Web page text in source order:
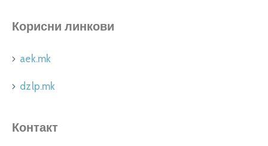
Корисни линкови
aek.mk
dzlp.mk
Контакт